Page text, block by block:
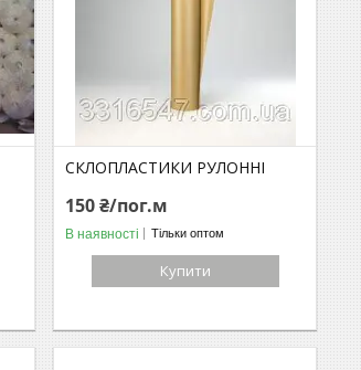
СКЛОПЛАСТИКИ РУЛОННІ
150 ₴/пог.м
В наявності Тільки оптом
Купити